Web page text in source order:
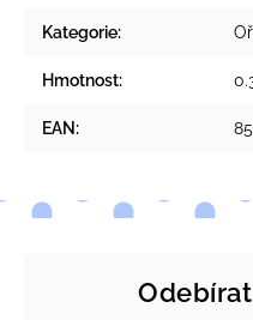
Kategorie:
Hmotnost:
EAN: